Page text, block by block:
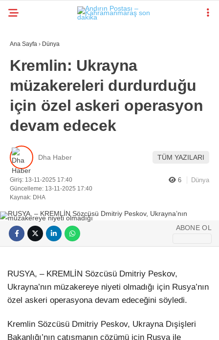
WhatsApp İhbar
Facebook
Instagram
KAHRAMANMARAŞ
GÜNDEM
GENEL
EKONOMI
YAYINLAR
SPOR
RESMI İLANLAR
SANAT EDEBIYAT
Ana Sayfa › Dünya
Kremlin: Ukrayna
müzakereleri durdurduğu
için özel askeri operasyon
devam edecek
Dha Haber TÜM YAZILARI
Giriş: 13-11-2025 17:40
Güncelleme: 13-11-2025 17:40
Kaynak: DHA
6 Dünya
ABONE OL
RUSYA, – KREMLİN Sözcüsü Dmitriy Peskov,
Ukrayna’nın müzakereye niyeti olmadığı için Rusya’nın
özel askeri operasyona devam edeceğini söyledi.
Kremlin Sözcüsü Dmitriy Peskov, Ukrayna Dışişleri
Bakanlığı’nın çatışmanın çözümü için Rusya ile